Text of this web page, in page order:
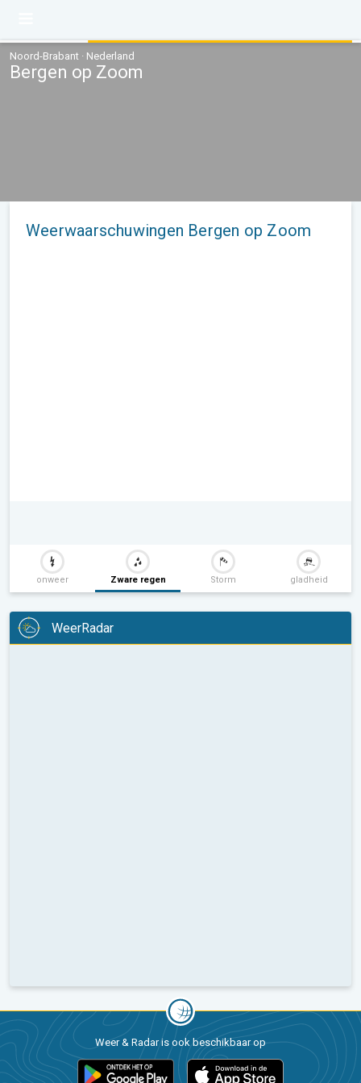
Noord-Brabant · Nederland
Bergen op Zoom
Weerwaarschuwingen Bergen op Zoom
onweer Zware regen Storm gladheid
WeerRadar
Weer & Radar is ook beschikbaar op